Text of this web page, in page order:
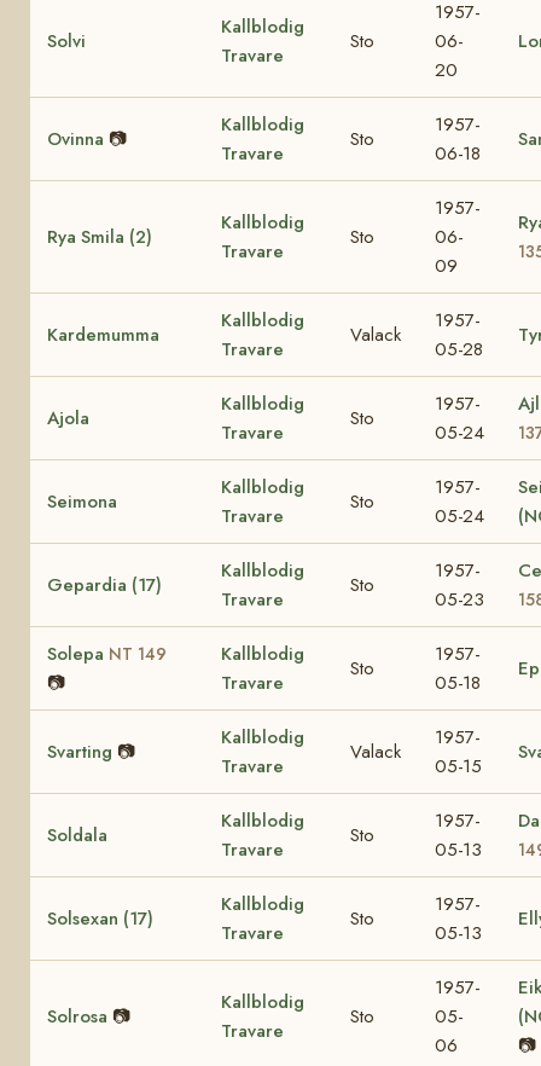
Solvi
Kallblodig
Travare
Sto
1957-
06-
20
Ovinna 📷
Kallblodig
Travare
Sto
1957-
06-18
Rya Smila (2)
Kallblodig
Travare
Sto
1957-
06-
09
Kardemumma
Kallblodig
Travare
Valack
1957-
05-28
Ajola
Kallblodig
Travare
Sto
1957-
05-24
Seimona
Kallblodig
Travare
Sto
1957-
05-24
Gepardia (17)
Kallblodig
Travare
Sto
1957-
05-23
Solepa NT 149
📷
Kallblodig
Travare
Sto
1957-
05-18
Svarting 📷
Kallblodig
Travare
Valack
1957-
05-15
Soldala
Kallblodig
Travare
Sto
1957-
05-13
Solsexan (17)
Kallblodig
Travare
Sto
1957-
05-13
Solrosa 📷
Kallblodig
Travare
Sto
1957-
05-
06
📷